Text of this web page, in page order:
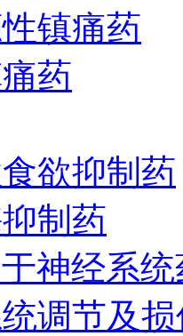
镇痛药
药
欲抑制药
制药
神经系统
调节及